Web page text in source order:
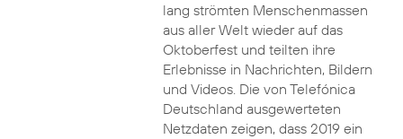
lang strömten Menschenmassen
aus aller Welt wieder auf das
Oktoberfest und teilten ihre
Erlebnisse in Nachrichten, Bildern
und Videos. Die von Telefónica
Deutschland ausgewerteten
Netzdaten zeigen, dass 2019 ein